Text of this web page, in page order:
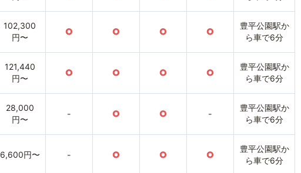
102,300
円〜
○ ○ ○ ○
豊平公園駅か
ら車で6分
121,440
円〜
○ ○ ○ ○
豊平公園駅か
ら車で6分
28,000
円〜
- ○ ○ -
豊平公園駅か
ら車で6分
6,600円〜 - ○ ○ ○
豊平公園駅か
ら車で6分